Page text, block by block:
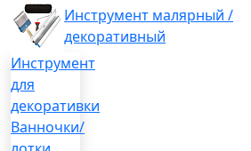
Инструмент малярный /
декоративный
Инструмент
для
декоративки
Ванночки/